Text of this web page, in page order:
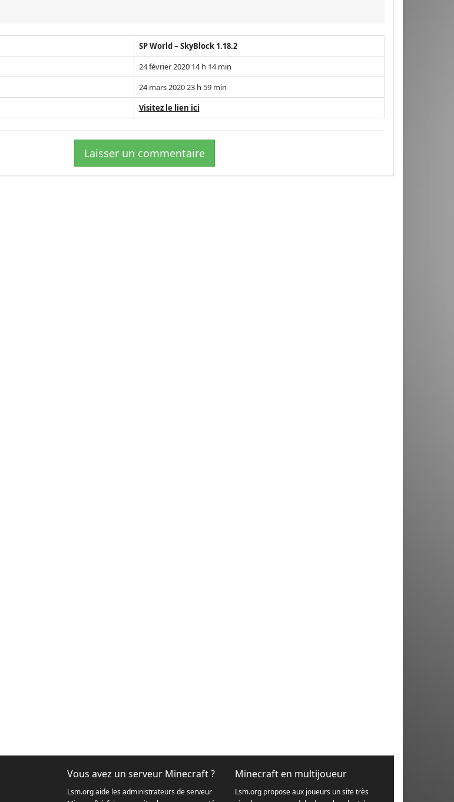
SP World – SkyBlock 1.18.2
24 février 2020 14 h 14 min
24 mars 2020 23 h 59 min
Visitez le lien ici
Laisser un commentaire
Vous avez un serveur Minecraft ?
Lsm.org aide les administrateurs de serveur
Minecraft en multijoueur
Lsm.org propose aux joueurs un site très